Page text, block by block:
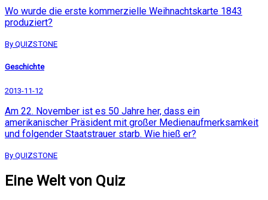
Wo wurde die erste kommerzielle Weihnachtskarte 1843
produziert?
By QUIZSTONE
Geschichte
2013-11-12
Am 22. November ist es 50 Jahre her, dass ein
amerikanischer Präsident mit großer Medienaufmerksamkeit
und folgender Staatstrauer starb. Wie hieß er?
By QUIZSTONE
Eine Welt von Quiz